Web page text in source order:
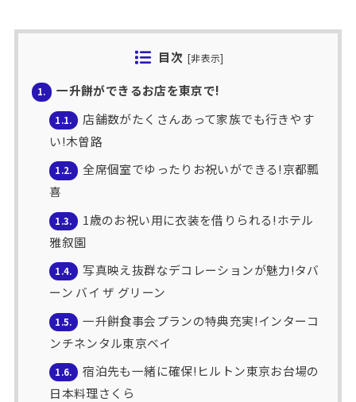
目次 [非表示]
1. 一升餅ができるお店を東京で!
1.1.
店舗数がたくさんあって家族でも行きやす
い!木曽路
1.2.
全席個室でゆったりお祝いができる!京都瓢
喜
1.3.
1歳のお祝い用に衣装を借りられる!ホテル
雅叙園
1.4.
写真映え抜群なデコレーションが魅力!タバ
ーン バイ ザ グリーン
1.5.
一升餅食事会プランの特典充実!インターコ
ンチネンタル東京ベイ
1.6.
宿泊先も一緒に確保!ヒルトン東京お台場の
日本料理さくら